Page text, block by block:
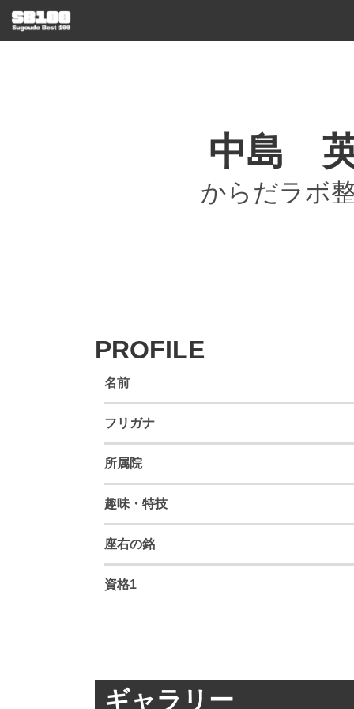
中島
からだラボ
PROFILE
名前
フリガナ
所属院
趣味・特技
座右の銘
資格1
ギャラリー